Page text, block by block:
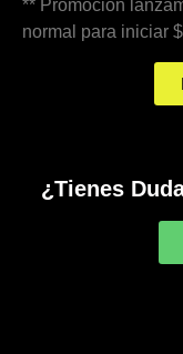
** Promoción
normal para iniciar
¿Tienes